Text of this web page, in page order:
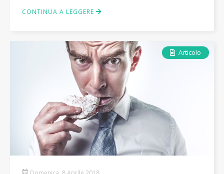
CONTINUA A LEGGERE
Articolo